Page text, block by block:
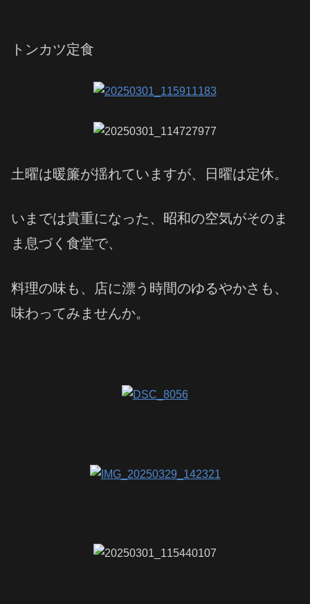
トンカツ定食
土曜は暖簾が揺れていますが、日曜は定休。
いまでは貴重になった、昭和の空気がそのま
ま息づく食堂で、
料理の味も、店に漂う時間のゆるやかさも、
味わってみませんか。